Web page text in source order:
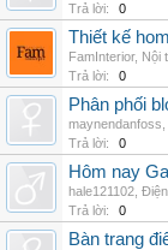
Trả lời:
0
Thiết kế
FamInterior, Nội
Trả lời:
0
Phân phối
maynendanfoss
Trả lời:
0
Hôm nay
hale121102
Trả lời:
0
Bàn trang